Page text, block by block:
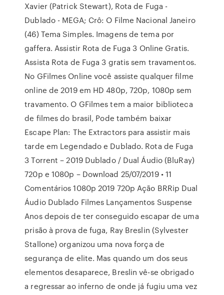
Xavier (Patrick Stewart), Rota de Fuga -
Dublado - MEGA; Crô: O Filme Nacional Janeiro
(46) Tema Simples. Imagens de tema por
gaffera. Assistir Rota de Fuga 3 Online Gratis.
Assista Rota de Fuga 3 gratis sem travamentos.
No GFilmes Online você assiste qualquer filme
online de 2019 em HD 480p, 720p, 1080p sem
travamento. O GFilmes tem a maior biblioteca
de filmes do brasil, Pode também baixar
Escape Plan: The Extractors para assistir mais
tarde em Legendado e Dublado. Rota de Fuga
3 Torrent – 2019 Dublado / Dual Áudio (BluRay)
720p e 1080p – Download 25/07/2019 • 11
Comentários 1080p 2019 720p Ação BRRip Dual
Áudio Dublado Filmes Lançamentos Suspense
Anos depois de ter conseguido escapar de uma
prisão à prova de fuga, Ray Breslin (Sylvester
Stallone) organizou uma nova força de
segurança de elite. Mas quando um dos seus
elementos desaparece, Breslin vê-se obrigado
a regressar ao inferno de onde já fugiu uma vez